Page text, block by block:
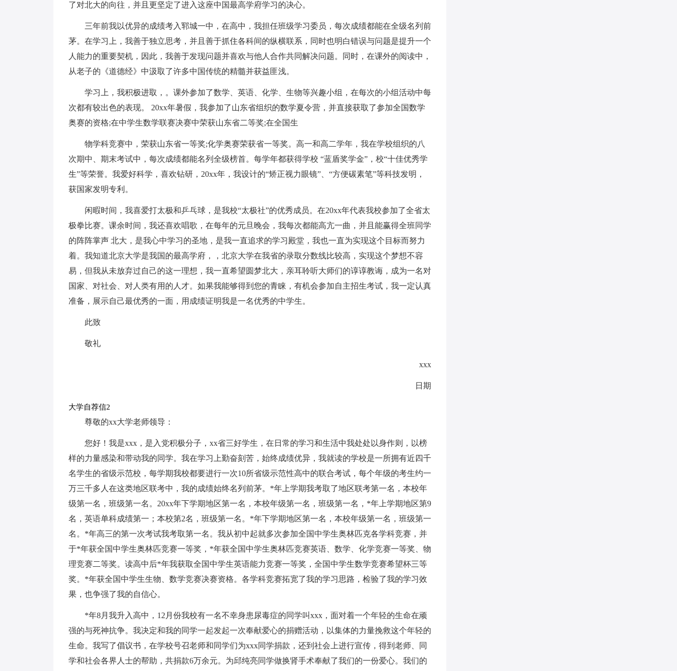
了对北大的向往，并且更坚定了进入这座中国最高学府学习的决心。
三年前我以优异的成绩考入郓城一中，在高中，我担任班级学习委员，每次成绩都能在全级名列前
茅。在学习上，我善于独立思考，并且善于抓住各科间的纵横联系，同时也明白错误与问题是提升一个
人能力的重要契机，因此，我善于发现问题并喜欢与他人合作共同解决问题。同时，在课外的阅读中，
从老子的《道德经》中汲取了许多中国传统的精髓并获益匪浅。
学习上，我积极进取，。课外参加了数学、英语、化学、生物等兴趣小组，在每次的小组活动中每
次都有较出色的表现。 20xx年暑假，我参加了山东省组织的数学夏令营，并直接获取了参加全国数学
奥赛的资格;在中学生数学联赛决赛中荣获山东省二等奖;在全国生
物学科竞赛中，荣获山东省一等奖;化学奥赛荣获省一等奖。高一和高二学年，我在学校组织的八
次期中、期末考试中，每次成绩都能名列全级榜首。每学年都获得学校 “蓝盾奖学金”，校“十佳优秀学
生”等荣誉。我爱好科学，喜欢钻研，20xx年，我设计的“矫正视力眼镜”、“方便碳素笔”等科技发明，
获国家发明专利。
闲暇时间，我喜爱打太极和乒乓球，是我校“太极社”的优秀成员。在20xx年代表我校参加了全省太
极拳比赛。课余时间，我还喜欢唱歌，在每年的元旦晚会，我每次都能高亢一曲，并且能赢得全班同学
的阵阵掌声 北大，是我心中学习的圣地，是我一直追求的学习殿堂，我也一直为实现这个目标而努力
着。我知道北京大学是我国的最高学府，，北京大学在我省的录取分数线比较高，实现这个梦想不容
易，但我从未放弃过自己的这一理想，我一直希望圆梦北大，亲耳聆听大师们的谆谆教诲，成为一名对
国家、对社会、对人类有用的人才。如果我能够得到您的青睐，有机会参加自主招生考试，我一定认真
准备，展示自己最优秀的一面，用成绩证明我是一名优秀的中学生。
此致
敬礼
xxx
日期
大学自荐信2
尊敬的xx大学老师领导：
您好！我是xxx，是入党积极分子，xx省三好学生，在日常的学习和生活中我处处以身作则，以榜
样的力量感染和带动我的同学。我在学习上勤奋刻苦，始终成绩优异，我就读的学校是一所拥有近四千
名学生的省级示范校，每学期我校都要进行一次10所省级示范性高中的联合考试，每个年级的考生约一
万三千多人在这类地区联考中，我的成绩始终名列前茅。*年上学期我考取了地区联考第一名，本校年
级第一名，班级第一名。20xx年下学期地区第一名，本校年级第一名，班级第一名，*年上学期地区第9
名，英语单科成绩第一；本校第2名，班级第一名。*年下学期地区第一名，本校年级第一名，班级第一
名。*年高三的第一次考试我考取第一名。我从初中起就多次参加全国中学生奥林匹克各学科竞赛，并
于*年获全国中学生奥林匹竞赛一等奖，*年获全国中学生奥林匹竞赛英语、数学、化学竞赛一等奖、物
理竞赛二等奖。读高中后*年我获取全国中学生英语能力竞赛一等奖，全国中学生数学竞赛希望杯三等
奖。*年获全国中学生生物、数学竞赛决赛资格。各学科竞赛拓宽了我的学习思路，检验了我的学习效
果，也争强了我的自信心。
*年8月我升入高中，12月份我校有一名不幸身患尿毒症的同学叫xxx，面对着一个年轻的生命在顽
强的与死神抗争。我决定和我的同学一起发起一次奉献爱心的捐赠活动，以集体的力量挽救这个年轻的
生命。我写了倡议书，在学校号召老师和同学们为xxx同学捐款，还到社会上进行宣传，得到老师、同
学和社会各界人士的帮助，共捐款6万余元。为邱纯亮同学做换肾手术奉献了我们的一份爱心。我们的